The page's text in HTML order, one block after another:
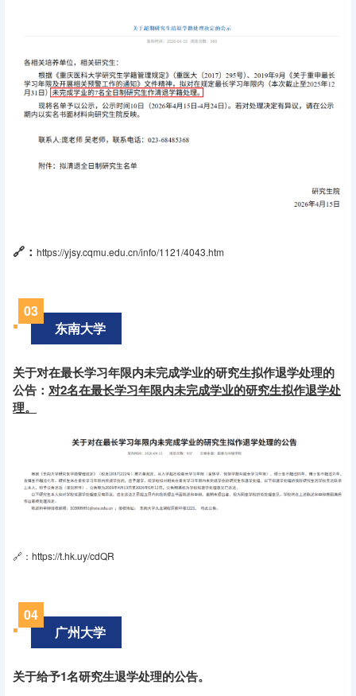
🔗： https://yjsy.cqmu.edu.cn/info/1121/4043.htm
03
东南大学
关于对在最长学习年限内未完成学业的研究生拟作退学处理的
公告： 对2名在最长学习年限内未完成学业的研究生拟作退学处
理。
🔗：https://t.hk.uy/cdQR
04
广州大学
关于给予1名研究生退学处理的公告。